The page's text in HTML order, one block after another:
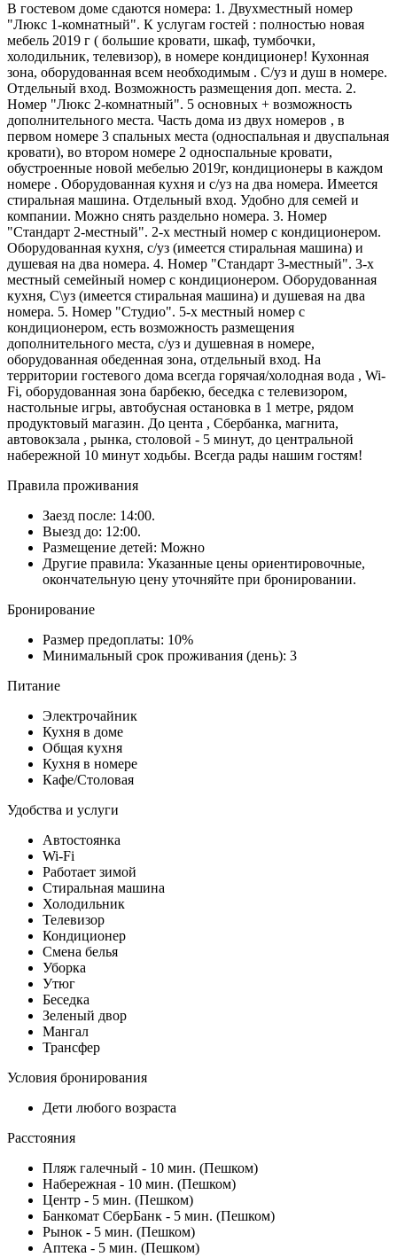
В гостевом доме сдаются номера: 1. Двухместный номер
"Люкс 1-комнатный". К услугам гостей : полностью новая
мебель 2019 г ( большие кровати, шкаф, тумбочки,
холодильник, телевизор), в номере кондиционер! Кухонная
зона, оборудованная всем необходимым . С/уз и душ в номере.
Отдельный вход. Возможность размещения доп. места. 2.
Номер "Люкс 2-комнатный". 5 основных + возможность
дополнительного места. Часть дома из двух номеров , в
первом номере 3 спальных места (односпальная и двуспальная
кровати), во втором номере 2 односпальные кровати,
обустроенные новой мебелью 2019г, кондиционеры в каждом
номере . Оборудованная кухня и с/уз на два номера. Имеется
стиральная машина. Отдельный вход. Удобно для семей и
компании. Можно снять раздельно номера. 3. Номер
"Стандарт 2-местный". 2-х местный номер с кондиционером.
Оборудованная кухня, с/уз (имеется стиральная машина) и
душевая на два номера. 4. Номер "Стандарт 3-местный". 3-х
местный семейный номер с кондиционером. Оборудованная
кухня, С\уз (имеется стиральная машина) и душевая на два
номера. 5. Номер "Студио". 5-х местный номер с
кондиционером, есть возможность размещения
дополнительного места, с/уз и душевная в номере,
оборудованная обеденная зона, отдельный вход. На
территории гостевого дома всегда горячая/холодная вода , Wi-
Fi, оборудованная зона барбекю, беседка с телевизором,
настольные игры, автобусная остановка в 1 метре, рядом
продуктовый магазин. До цента , Сбербанка, магнита,
автовокзала , рынка, столовой - 5 минут, до центральной
набережной 10 минут ходьбы. Всегда рады нашим гостям!
Правила проживания
Заезд после: 14:00.
Выезд до: 12:00.
Размещение детей: Можно
Другие правила: Указанные цены ориентировочные,
окончательную цену уточняйте при бронировании.
Бронирование
Размер предоплаты: 10%
Минимальный срок проживания (день): 3
Питание
Электрочайник
Кухня в доме
Общая кухня
Кухня в номере
Кафе/Столовая
Удобства и услуги
Автостоянка
Wi-Fi
Работает зимой
Стиральная машина
Холодильник
Телевизор
Кондиционер
Смена белья
Уборка
Утюг
Беседка
Зеленый двор
Мангал
Трансфер
Условия бронирования
Дети любого возраста
Расстояния
Пляж галечный - 10 мин. (Пешком)
Набережная - 10 мин. (Пешком)
Центр - 5 мин. (Пешком)
Банкомат СберБанк - 5 мин. (Пешком)
Рынок - 5 мин. (Пешком)
Аптека - 5 мин. (Пешком)